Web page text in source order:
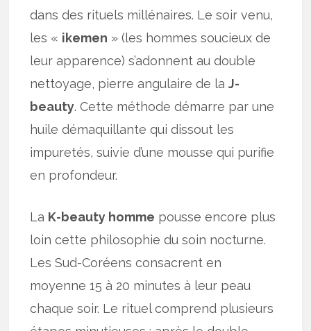
dans des rituels millénaires. Le soir venu,
les « ikemen » (les hommes soucieux de
leur apparence) s’adonnent au double
nettoyage, pierre angulaire de laJ-
beauty. Cette méthode démarre par une
huile démaquillante qui dissout les
impuretés, suivie d’une mousse qui purifie
en profondeur.
La K-beauty homme pousse encore plus
loin cette philosophie du soin nocturne.
Les Sud-Coréens consacrent en
moyenne 15 à 20 minutes à leur peau
chaque soir. Le rituel comprend plusieurs